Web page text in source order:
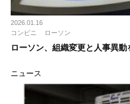
2026.01.16
コンビニ
ローソン
ローソン、組織変更と人事異動
ニュース